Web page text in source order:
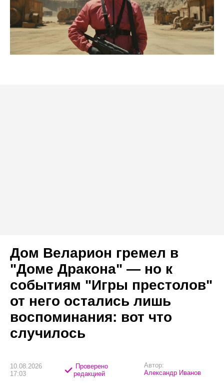
Дом Веларион гремел в
"Доме Дракона" — но к
событиям "Игры престолов"
от него остались лишь
воспоминания: вот что
случилось
10.08.2026
17:03
Проверено
редакцией
Автор:
Александр Иванов